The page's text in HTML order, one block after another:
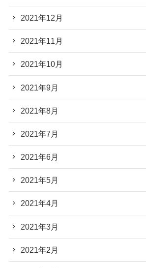
2021年12月
2021年11月
2021年10月
2021年9月
2021年8月
2021年7月
2021年6月
2021年5月
2021年4月
2021年3月
2021年2月